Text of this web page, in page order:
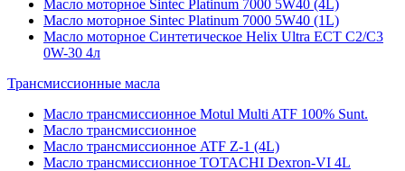
Масло моторное Sintec Platinum 7000 5W40 (4L)
Масло моторное Sintec Platinum 7000 5W40 (1L)
Масло моторное Синтетическое Helix Ultra ECT C2/C3
0W-30 4л
Трансмиссионные масла
Масло трансмиссионное Motul Multi ATF 100% Sunt.
Масло трансмиссионное
Масло трансмиссионное ATF Z-1 (4L)
Масло трансмиссионное TOTACHI Dexron-VI 4L